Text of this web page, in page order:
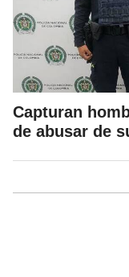
Capturan
de abusar de